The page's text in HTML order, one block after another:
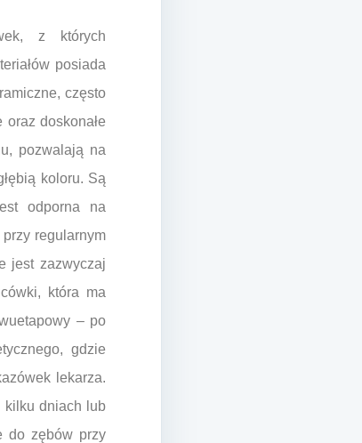
z których
posiada
często
doskonałe
pozwalają na
koloru. Są
odporna na
regularnym
jest zazwyczaj
która ma
– po
gdzie
lekarza.
kilku dniach lub
do zębów przy